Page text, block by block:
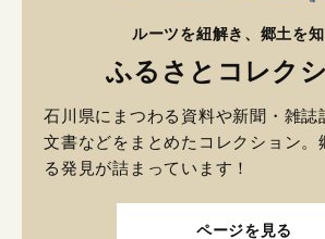
ルーツを紐解き、郷土を知
ふるさとコレク
石川県にまつわる資料や新聞・雑誌
文書などをまとめたコレクション。
る発見が詰まっています！
ページを見る